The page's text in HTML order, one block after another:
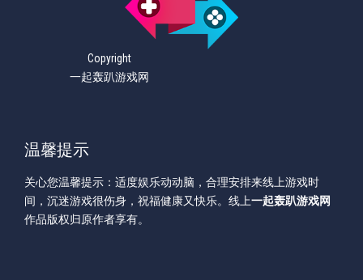
Copyright
一起轰趴游戏网
温馨提示
关心您温馨提示：适度娱乐动动脑，合理安排来线上游戏时
间，沉迷游戏很伤身，祝福健康又快乐。线上一起轰趴游戏网
作品版权归原作者享有。